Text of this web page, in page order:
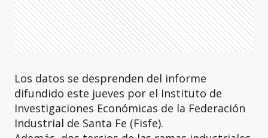
Los datos se desprenden del informe
difundido este jueves por el Instituto de
Investigaciones Económicas de la Federación
Industrial de Santa Fe (Fisfe).